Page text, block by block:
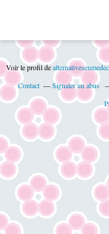
Voir le profil de
Contact
Signaler un abus